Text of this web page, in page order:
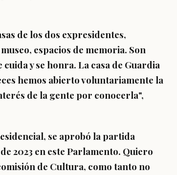
de los dos expresidentes,
, espacios de memoria. Son
y se honra. La casa de Guardia
hemos abierto voluntariamente la
de la gente por conocerla",
se aprobó la partida
2023 en este Parlamento. Quiero
de Cultura, como tanto no